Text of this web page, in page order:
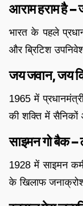
आराम हराम है
भारत के पहले
और ब्रिटिश
जय जवान, जय
1965 में प्रधानमंत्री
की शक्ति में सैनिकों
साइमन गो बैक –
1928 में साइमन
के खिलाफ